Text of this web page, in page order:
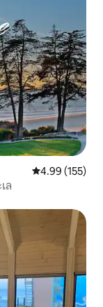
คะแนนเฉลี่ย
4.99 (155)
ล